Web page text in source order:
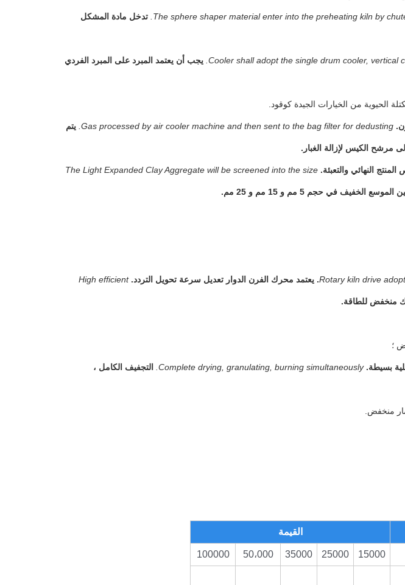
The sphere shaper material enter into the preheating kiln by تدخل مادة المشكل
Cooler shall adopt the single drum cooler, vertical يجب أن يعتمد المبرد على المبرد الفردي
Gas processed by air cooler machine and then sent to the bag filter for dedusting. يتم
مرشح الكيس لإزالة الغبار.
The Light Expanded Clay Aggregate will be screened into the size
الخفيف في حجم 5 مم و 15 مم و 25 مم.
High efficient
منخفض للطاقة.
Complete drying, granulating, burning simultaneously. التجفيف الكامل ،
القيمة
15000
25000
35000 50،000 100000